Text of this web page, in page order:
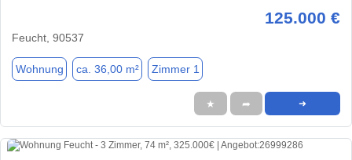
125.000 €
Feucht, 90537
Wohnung ca. 36,00 m² Zimmer 1
★ ➦ ➜